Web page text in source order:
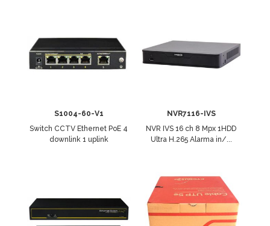
S1004-60-V1
Switch CCTV Ethernet PoE 4
downlink 1 uplink
NVR7116-IVS
NVR IVS 16 ch 8 Mpx 1HDD
Ultra H.265 Alarma in/...